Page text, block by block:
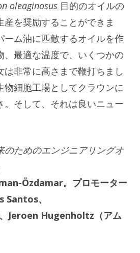
oleaginosus 目的のオイルの
を奨励することができま
ーム油に匹敵するオイルを作
、最適な温度で、いくつかの
非常に高さまで鞭打ちまし
物細胞工場としてクラウンに
。そして、それは良いニュー
のためのエンジニアリングオ
Özdamar。プロモーター
、
Jeroen Hugenholtz（アム